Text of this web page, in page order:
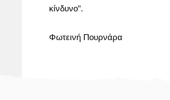
κίνδυνο".
Φωτεινή Πουρνάρα